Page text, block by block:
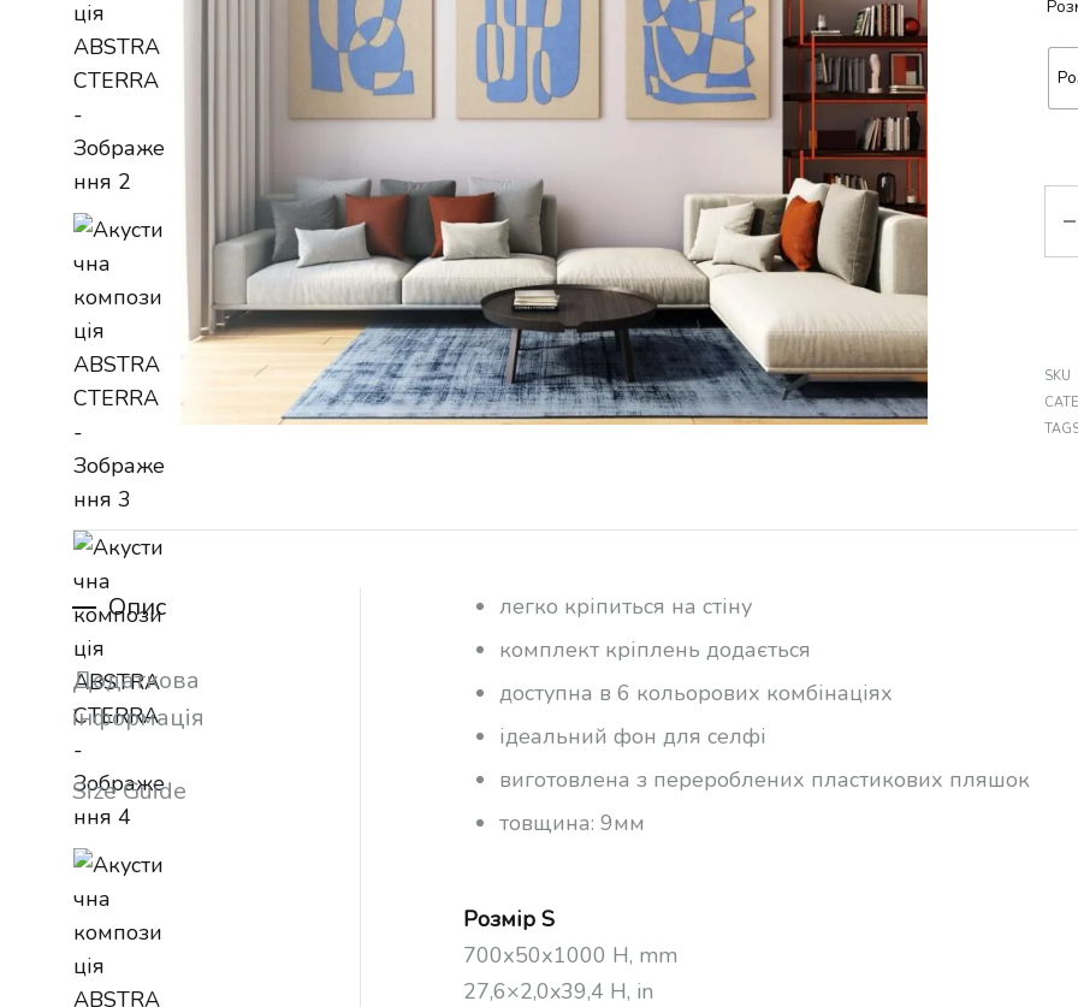
SKU
Опис
Додаткова
інформація
Size Guide
легко кріпиться на стіну
комплект кріплень додається
доступна в 6 кольорових комбінаціях
ідеальний фон для селфі
виготовлена з перероблених пластикових пляшок
товщина: 9мм
Розмір S
700х50х1000 Н, mm
27,6×2,0x39,4 H, in